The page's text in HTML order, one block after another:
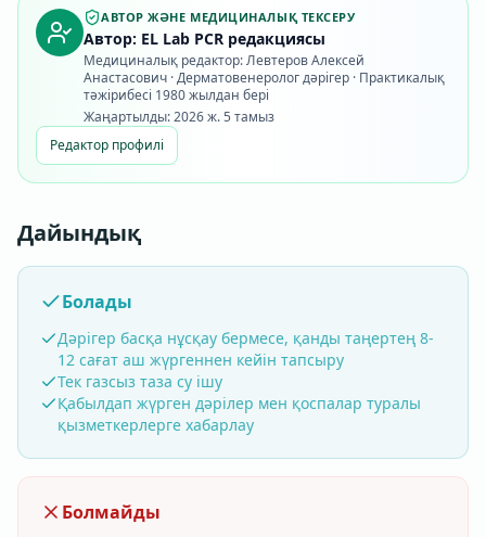
АВТОР ЖӘНЕ МЕДИЦИНАЛЫҚ ТЕКСЕРУ
Автор: EL Lab PCR редакциясы
Медициналық редактор: Левтеров Алексей
Анастасович · Дерматовенеролог дәрігер · Практикалық
тәжірибесі 1980 жылдан бері
Жаңартылды:2026 ж. 5 тамыз
Редактор профилі
Дайындық
Болады
Дәрігер басқа нұсқау бермесе, қанды таңертең 8-
12 сағат аш жүргеннен кейін тапсыру
Тек газсыз таза су ішу
Қабылдап жүрген дәрілер мен қоспалар туралы
қызметкерлерге хабарлау
Болмайды